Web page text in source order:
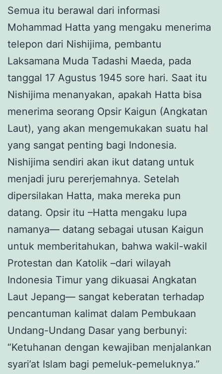
Semua itu berawal dari informasi
Mohammad Hatta yang mengaku menerima
telepon dari Nishijima, pembantu
Laksamana Muda Tadashi Maeda, pada
tanggal 17 Agustus 1945 sore hari. Saat itu
Nishijima menanyakan, apakah Hatta bisa
menerima seorang Opsir Kaigun (Angkatan
Laut), yang akan mengemukakan suatu hal
yang sangat penting bagi Indonesia.
Nishijima sendiri akan ikut datang untuk
menjadi juru pererjemahnya. Setelah
dipersilakan Hatta, maka mereka pun
datang. Opsir itu –Hatta mengaku lupa
namanya— datang sebagai utusan Kaigun
untuk memberitahukan, bahwa wakil-wakil
Protestan dan Katolik –dari wilayah
Indonesia Timur yang dikuasai Angkatan
Laut Jepang— sangat keberatan terhadap
pencantuman kalimat dalam Pembukaan
Undang-Undang Dasar yang berbunyi:
“Ketuhanan dengan kewajiban menjalankan
syari’at Islam bagi pemeluk-pemeluknya.”